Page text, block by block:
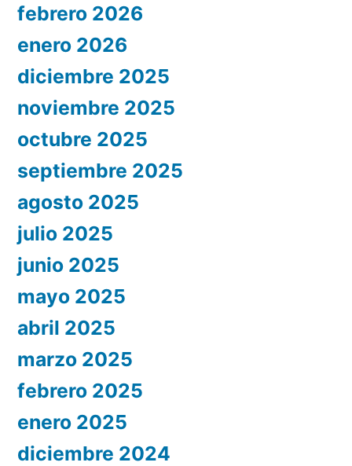
febrero 2026
enero 2026
diciembre 2025
noviembre 2025
octubre 2025
septiembre 2025
agosto 2025
julio 2025
junio 2025
mayo 2025
abril 2025
marzo 2025
febrero 2025
enero 2025
diciembre 2024